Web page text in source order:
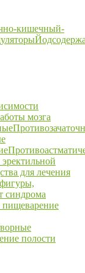
кишечный-
мозга
для лечения
синдрома
полости